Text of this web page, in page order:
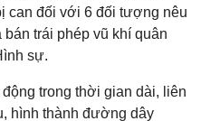
can đối với 6 đối tượng nêu
bán trái phép vũ khí quân
sự.
trong thời gian dài, liên
hình thành đường dây